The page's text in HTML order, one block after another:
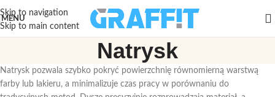
Skip to navigation
Skip to main content
MENU
Natrysk
Natrysk pozwala szybko pokryć powierzchnię równomierną warstwą
farby lub lakieru, a minimalizuje czas pracy w porównaniu do